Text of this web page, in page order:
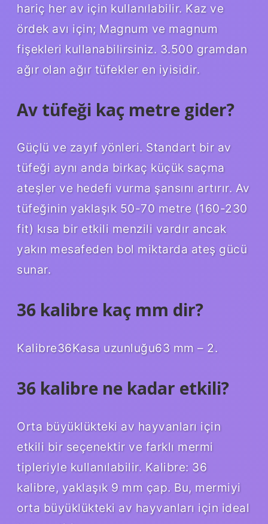
hariç her av için kullanılabilir. Kaz ve
ördek avı için; Magnum ve magnum
fişekleri kullanabilirsiniz. 3.500 gramdan
ağır olan ağır tüfekler en iyisidir.
Av tüfeği kaç metre gider?
Güçlü ve zayıf yönleri. Standart bir av
tüfeği aynı anda birkaç küçük saçma
ateşler ve hedefi vurma şansını artırır. Av
tüfeğinin yaklaşık 50-70 metre (160-230
fit) kısa bir etkili menzili vardır ancak
yakın mesafeden bol miktarda ateş gücü
sunar.
36 kalibre kaç mm dir?
Kalibre36Kasa uzunluğu63 mm – 2.
36 kalibre ne kadar etkili?
Orta büyüklükteki av hayvanları için
etkili bir seçenektir ve farklı mermi
tipleriyle kullanılabilir. Kalibre: 36
kalibre, yaklaşık 9 mm çap. Bu, mermiyi
orta büyüklükteki av hayvanları için ideal